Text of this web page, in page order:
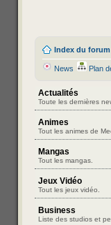
Index du forum
News Plan
Actualités
Toute les dernières
Animes
Tout les animes de
Mangas
Tout les mangas.
Jeux Vidéo
Tout les jeux vidéo.
Business
Liste des studios et